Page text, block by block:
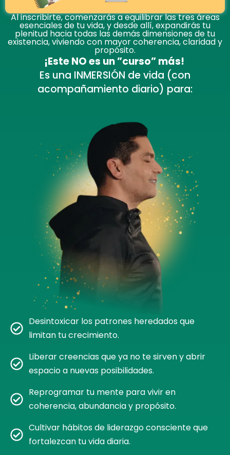
Al inscribirte, comenzarás a equilibrar las tres áreas
esenciales de tu vida, y desde allí, expandirás tu
plenitud hacia todas las demás dimensiones de tu
existencia, viviendo con mayor coherencia, claridad y
propósito.
¡Este NO es un ”curso” más!
Es una INMERSIÓN de vida (con
acompañamiento diario) para:
Desintoxicar los patrones heredados que
limitan tu crecimiento.
Liberar creencias que ya no te sirven y abrir
espacio a nuevas posibilidades.
Reprogramar tu mente para vivir en
coherencia, abundancia y propósito.
Cultivar hábitos de liderazgo consciente que
fortalezcan tu vida diaria.